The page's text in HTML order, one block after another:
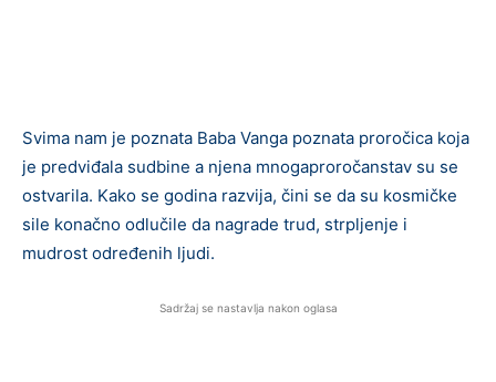
Svima nam je poznata Baba Vanga poznata proročica koja
je predviđala sudbine a njena mnogaproročanstav su se
ostvarila. Kako se godina razvija, čini se da su kosmičke
sile konačno odlučile da nagrade trud, strpljenje i
mudrost određenih ljudi.
Sadržaj se nastavlja nakon oglasa